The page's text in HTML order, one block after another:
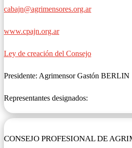
cabajn@agrimensores.org.ar
www.cpajn.org.ar
Ley de creación del Consejo
Presidente: Agrimensor Gastón BERLIN
Representantes designados:
CONSEJO PROFESIONAL DE